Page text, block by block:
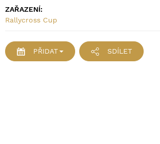
ZAŘAZENÍ:
Rallycross Cup
PŘIDAT SDÍLET